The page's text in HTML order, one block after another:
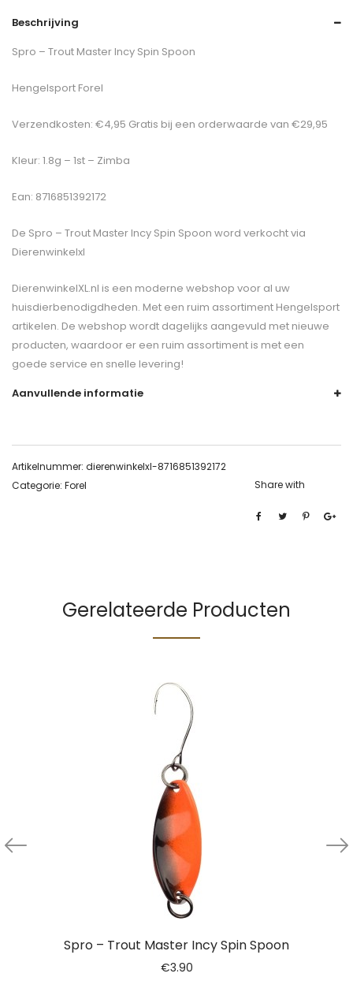
Beschrijving
Spro – Trout Master Incy Spin Spoon
Hengelsport Forel
Verzendkosten: €4,95 Gratis bij een orderwaarde van €29,95
Kleur: 1.8g – 1st – Zimba
Ean: 8716851392172
De Spro – Trout Master Incy Spin Spoon word verkocht via
Dierenwinkelxl
DierenwinkelXL.nl is een moderne webshop voor al uw
huisdierbenodigdheden. Met een ruim assortiment Hengelsport
artikelen. De webshop wordt dagelijks aangevuld met nieuwe
producten, waardoor er een ruim assortiment is met een
goede service en snelle levering!
Aanvullende informatie
Artikelnummer: dierenwinkelxl-8716851392172
Categorie: Forel Share with
Gerelateerde Producten
Spro – Trout Master Incy Spin Spoon
€3.90